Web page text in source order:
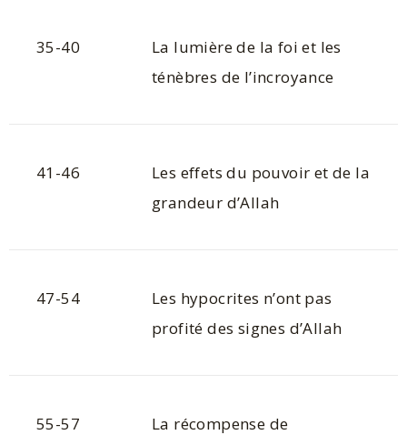
35-40
La lumière de la foi et les
ténèbres de l’incroyance
41-46
Les effets du pouvoir et de la
grandeur d’Allah
47-54
Les hypocrites n’ont pas
profité des signes d’Allah
55-57
La récompense de